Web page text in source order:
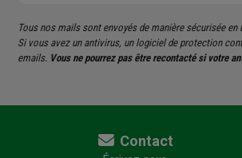
Tous nos mails sont envoyés de manière sécurisée
Si vous avez un antivirus, un logiciel de protection
emails. Vous ne pourrez pas être recontacté si votre
Contact